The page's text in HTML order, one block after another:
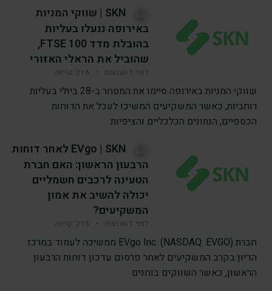
SKN | שווקי המניות
באירופה ננעלו בעליות
בהובלת מדד FTSE 100,
שהוביל את הראלי האזורי
לפני 1 שבועות • 6 דק’ קריאה
שווקי המניות באירופה סיימו את המסחר ב-28 ביולי בעליות
רוחביות, כאשר המשקיעים המשיכו לעכל את הדוחות
הכספיים, הנתונים הכלכליים והציפיות
EVgo | SKN לאחר דוחות
הרבעון הראשון: האם חברת
הטעינה לרכבים חשמליים
יכולה להשיב את אמון
המשקיעים?
לפני 1 שבועות • 6 דק’ קריאה
חברת EVgo Inc. (NASDAQ: EVGO) ממשיכה לעמוד במרכז
הדיון בקרב המשקיעים לאחר פרסום עדכון דוחות הרבעון
הראשון, כאשר השווקים בוחנים